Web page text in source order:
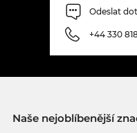
Odeslat
+44 330
Naše nejoblíbenější